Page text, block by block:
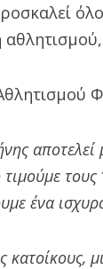
ένα
κατοίκους,